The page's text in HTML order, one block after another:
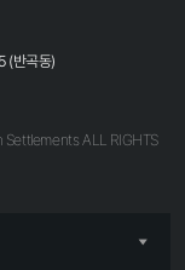
(반곡동)
ALL RIGHTS